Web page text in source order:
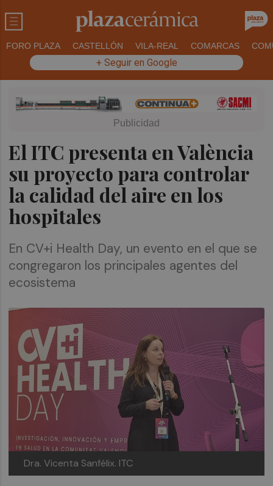
FORO PLAZA CASTELLÓN VILA-REAL COMARCAS
+ Seguir en Google
El ITC presenta en València
su proyecto para controlar
la calidad del aire en los
hospitales
En CV+i Health Day, un evento en el que se
congregaron los principales agentes del
ecosistema
Dra. Vicenta Sanfélix. ITC